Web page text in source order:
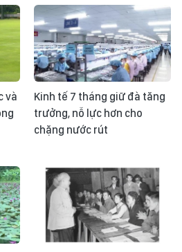
và
Kinh tế 7 tháng giữ đà tăng
trưởng, nỗ lực hơn cho
chặng nước rút